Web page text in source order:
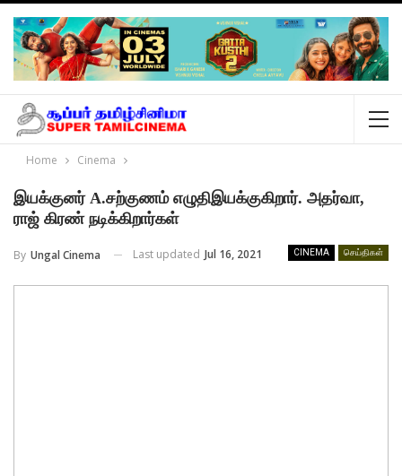
Home Cinema
இயக்குனர் A.சற்குணம் எழுதிஇயக்குகிறார். அதர்வா,
ராஜ் கிரண் நடிக்கிறார்கள்
CINEMA செய்திகள்
By Ungal Cinema Last updated Jul 16, 2021